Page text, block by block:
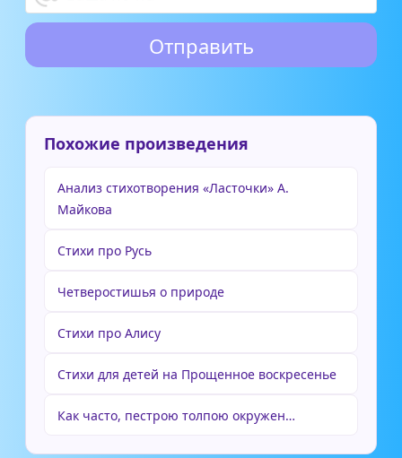
Похожие произведения
Анализ стихотворения «Ласточки» А.
Майкова
Стихи про Русь
Четверостишья о природе
Стихи про Алису
Стихи для детей на Прощенное воскресенье
Как часто, пестрою толпою окружен…